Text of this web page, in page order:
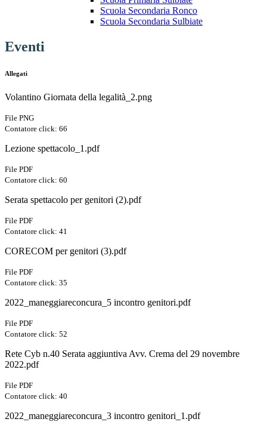
Scuola Secondaria Ronco
Scuola Secondaria Sulbiate
Eventi
Allegati
Volantino Giornata della legalità_2.png
File PNG
Contatore click: 66
Lezione spettacolo_1.pdf
File PDF
Contatore click: 60
Serata spettacolo per genitori (2).pdf
File PDF
Contatore click: 41
CORECOM per genitori (3).pdf
File PDF
Contatore click: 35
2022_maneggiareconcura_5 incontro genitori.pdf
File PDF
Contatore click: 52
Rete Cyb n.40 Serata aggiuntiva Avv. Crema del 29 novembre
2022.pdf
File PDF
Contatore click: 40
2022_maneggiareconcura_3 incontro genitori_1.pdf